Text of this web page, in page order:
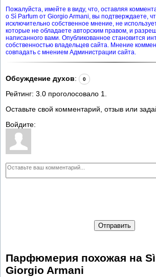
Пожалуйста, имейте в виду, что, оставляя
о Sì Parfum от Giorgio Armani, вы подтверждаете,
исключительно собственное мнение, не
которые не обладаете авторским правом, и
написанного вами. Опубликованное становится
собственностью владельцев сайта. Мнение
совпадать с мнением Администрации сайта.
Обсуждение духов: 0
Рейтинг: 3.0 проголосовало 1
Оставьте свой комментарий, отзыв или
Войдите:
Отправить
Парфюмерия похожая на
Giorgio Armani